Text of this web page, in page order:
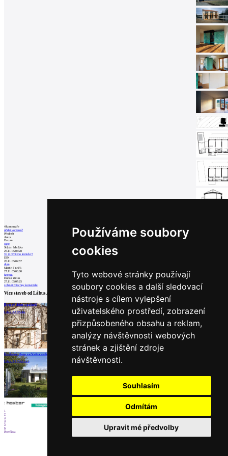
Používáme soubory
cookies
Tyto webové stránky používají
soubory cookies a další sledovací
nástroje s cílem vylepšení
uživatelského prostředí, zobrazení
přizpůsobeného obsahu a reklam,
analýzy návštěvnosti webových
stránek a zjištění zdroje
návštěvnosti.
Souhlasím
Odmítám
Upravit mé předvolby
4komentáře
přidat komentář
Předmět
Autor
Datum
supr!
Štěpán Matějka
25.11.05 04:28
To je myšleno ironicky?
DIN
26.11.05 02:57
dum
Martin Franěk
27.11.05 06:30
hmmm
Honza Weiss
27.11.05 07:25
zobrazit všechny komentáře
Více staveb odLábus AA
Bytový dům s galerií
Lábus AA | Praha
Sbor Církve bratrské v Čelákovicích
Lábus AA | Čelákovice Lábus AA | Praha
Rodinný dům ve Vidovicích
Lábus AA | Vidovice
načíst další
1
2
3
4
5
6
PrevNext